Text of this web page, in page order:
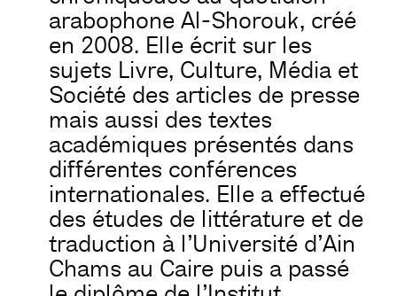
arabophone Al-Shorouk, créé
en 2008. Elle écrit sur les
sujets Livre, Culture, Média et
Société des articles de presse
mais aussi des textes
académiques présentés dans
différentes conférences
internationales. Elle a effectué
des études de littérature et de
traduction à l’Université d’Ain
Chams au Caire puis a passé